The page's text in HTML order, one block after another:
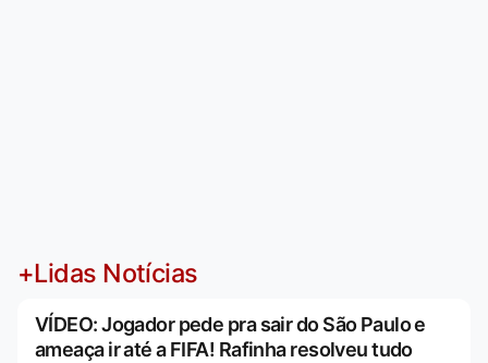
+Lidas Notícias
VÍDEO: Jogador pede pra sair do São Paulo e
ameaça ir até a FIFA! Rafinha resolveu tudo